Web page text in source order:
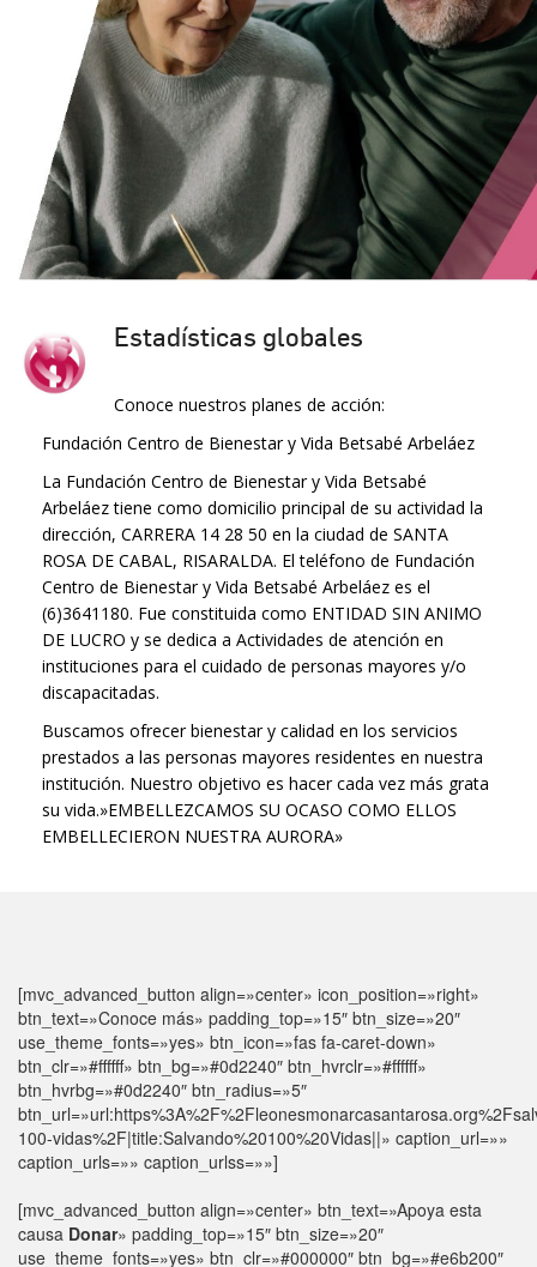
Estadísticas globales
Conoce nuestros planes de acción:
Fundación Centro de Bienestar y Vida Betsabé Arbeláez
La Fundación Centro de Bienestar y Vida Betsabé
Arbeláez tiene como domicilio principal de su actividad la
dirección, CARRERA 14 28 50 en la ciudad de SANTA
ROSA DE CABAL, RISARALDA. El teléfono de Fundación
Centro de Bienestar y Vida Betsabé Arbeláez es el
(6)3641180. Fue constituida como ENTIDAD SIN ANIMO
DE LUCRO y se dedica a Actividades de atención en
instituciones para el cuidado de personas mayores y/o
discapacitadas.
Buscamos ofrecer bienestar y calidad en los servicios
prestados a las personas mayores residentes en nuestra
institución. Nuestro objetivo es hacer cada vez más grata
su vida.»EMBELLEZCAMOS SU OCASO COMO ELLOS
EMBELLECIERON NUESTRA AURORA»
[mvc_advanced_button align=»center» icon_position=»right»
btn_text=»Conoce más» padding_top=»15″ btn_size=»20″
use_theme_fonts=»yes» btn_icon=»fas fa-caret-down»
btn_clr=»#ffffff» btn_bg=»#0d2240″ btn_hvrclr=»#ffffff»
btn_hvrbg=»#0d2240″ btn_radius=»5″
100-vidas%2F|title:Salvando%20100%20Vidas||» caption_url=»»
caption_urls=»» caption_urlss=»»]
[mvc_advanced_button align=»center» btn_text=»Apoya esta
causa Donar» padding_top=»15″ btn_size=»20″
use_theme_fonts=»yes» btn_clr=»#000000″ btn_bg=»#e6b200″